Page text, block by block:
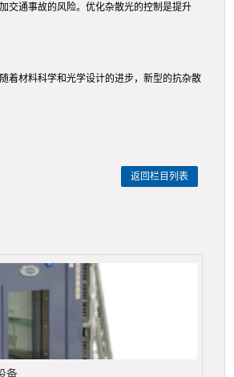
交通事故的风险。优化杂散光的控制是提升
着材料科学和光学设计的进步，新型的抗杂散
返回栏目列表
备